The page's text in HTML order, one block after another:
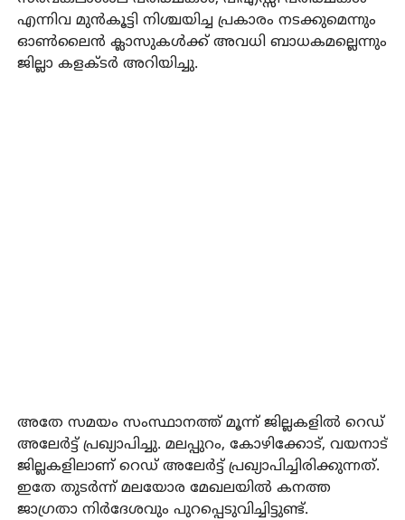
എന്നിവ മുന്‍കൂട്ടി നിശ്ചയിച്ച പ്രകാരം നടക്കുമെന്നും
ഓണ്‍ലൈന്‍ ക്ലാസുകള്‍ക്ക് അവധി ബാധകമല്ലെന്നും
ജില്ലാ കളക്ടര്‍ അറിയിച്ചു.
അതേ സമയം സംസ്ഥാനത്ത് മൂന്ന് ജില്ലകളില്‍ റെഡ്
അലേര്‍ട്ട് പ്രഖ്യാപിച്ചു. മലപ്പുറം, കോഴിക്കോട്, വയനാട്
ജില്ലകളിലാണ് റെഡ് അലേര്‍ട്ട് പ്രഖ്യാപിച്ചിരിക്കുന്നത്.
ഇതേ തുടര്‍ന്ന് മലയോര മേഖലയില്‍ കനത്ത
ജാഗ്രതാ നിര്‍ദേശവും പുറപ്പെടുവിച്ചിട്ടുണ്ട്.